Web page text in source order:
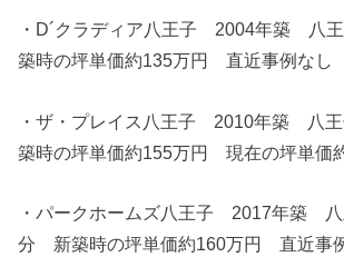
・D´クラディア八王子 2004年築 八
築時の坪単価約135万円 直近事例なし
・ザ・プレイス八王子 2010年築 八
築時の坪単価約155万円 現在の坪単価
・パークホームズ八王子 2017年築 八
分 新築時の坪単価約160万円 直近事